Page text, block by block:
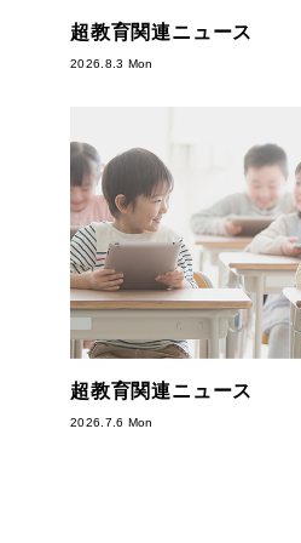
超教育関連ニュース
2026.8.3 Mon
超教育関連ニュース
2026.7.6 Mon